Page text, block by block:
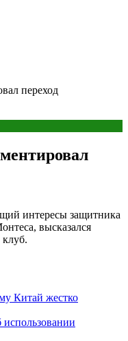
переход
интересы защитника
высказался
клуб.
Китай жестко